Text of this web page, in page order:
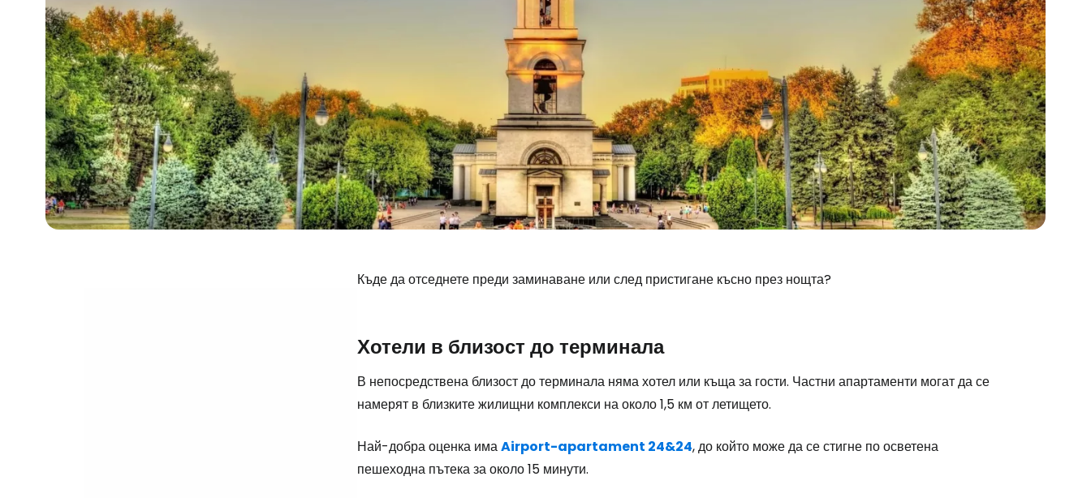
Къде да отседнете преди заминаване или след пристигане късно през нощта?
Хотели в близост до терминала
В непосредствена близост до терминала няма хотел или къща за гости. Частни апартаменти могат да се
намерят в близките жилищни комплекси на около 1,5 км от летището.
Най-добра оценка имаAirport-apartament 24&24, до който може да се стигне по осветена
пешеходна пътека за около 15 минути.
Влезте в Cestee
... световната общност на туристите
Продължете с Google
Продължете с Facebook